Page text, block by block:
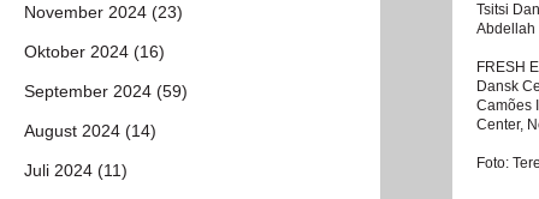
Tsitsi
Abdellah
FRESH
Dansk
Camões
Center,
Foto:
November 2024 (23)
Oktober 2024 (16)
September 2024 (59)
August 2024 (14)
Juli 2024 (11)